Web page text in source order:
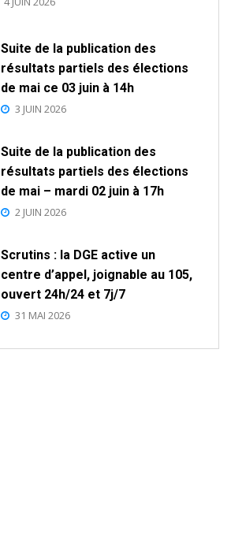
Suite de la publication des
résultats partiels des élections
de mai ce 03 juin à 14h
3 JUIN 2026
Suite de la publication des
résultats partiels des élections
de mai – mardi 02 juin à 17h
2 JUIN 2026
Scrutins : la DGE active un
centre d’appel, joignable au 105,
ouvert 24h/24 et 7j/7
31 MAI 2026